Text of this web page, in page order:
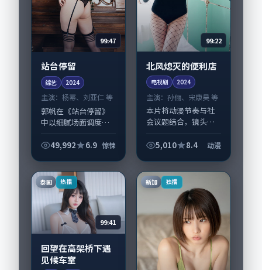
99:47
站台停留
综艺 2024
主演： 杨幂、刘亚仁 等
郭帆在《站台停留》
中以细腻场面调度呈
刘亚仁领衔的表演层
制作协同，2024-02-
02纳入本...
49,992 6.9 惊悚
99:22
北风熄灭的便利店
电视剧 2024
主演：孙俪、宋康昊 等
本片将动漫节奏与社
会议题结合，镜头语
《北风熄灭的便利
担纲主线；取景与声
音设计凸显中国香港
5,010 8.4 动漫
泰国 热播
99:41
回望在高架桥下遇
见候车室
新加 独播